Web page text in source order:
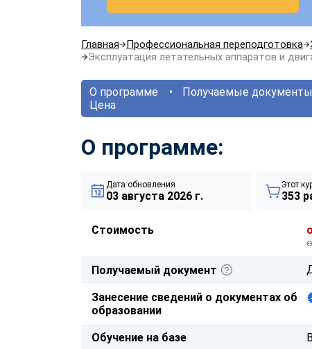
Главная Профессиональная переподготовка
Эксплуатация летательных аппаратов и
О программе Получаемые документы
Цена
О программе:
Дата обновления
03 августа 2026 г.
Этот
353
Стоимость
Получаемый документ
Занесение сведений о документах об
образовании
Обучение на базе